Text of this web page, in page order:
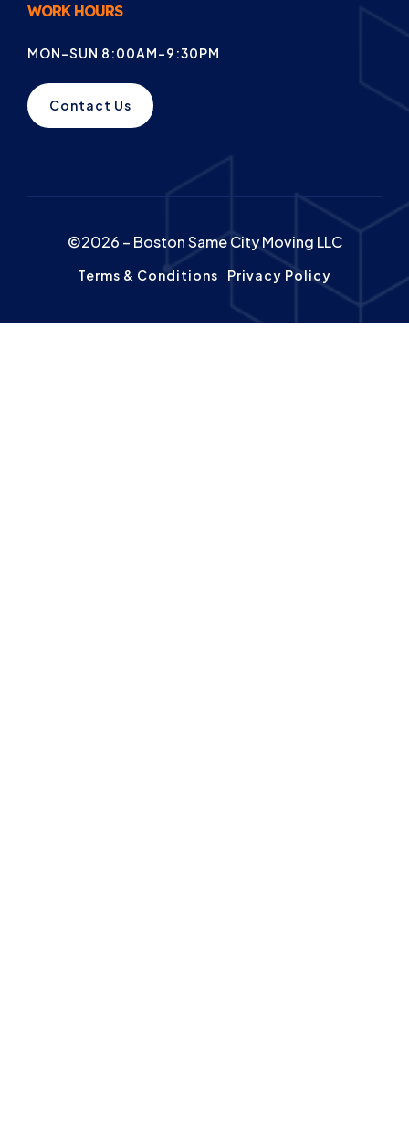
WORK HOURS
MON-SUN 8:00AM-9:30PM
Contact Us
©2026 – Boston Same City Moving LLC
Terms & Conditions Privacy Policy